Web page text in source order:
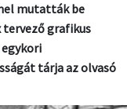
mutatták be
tervező grafikus
tárja az olvasó